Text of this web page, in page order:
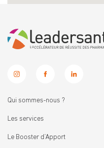
Qui sommes-nous ?
Les services
Le Booster d’Apport